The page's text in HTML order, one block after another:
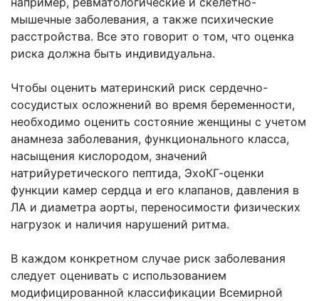
мышечные заболевания, а также психические
расстройства. Все это говорит о том, что оценка
риска должна быть индивидуальна.
Чтобы оценить материнский риск сердечно-
сосудистых осложнений во время беременности,
необходимо оценить состояние женщины с учетом
анамнеза заболевания, функционального класса,
насыщения кислородом, значений
натрийуретического пептида, ЭхоКГ-оценки
функции камер сердца и его клапанов, давления в
ЛА и диаметра аорты, переносимости физических
нагрузок и наличия нарушений ритма.
В каждом конкретном случае риск заболевания
следует оценивать с использованием
модифицированной классификации Всемирной